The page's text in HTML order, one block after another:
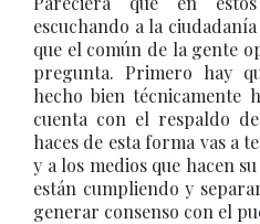
escuchando a la
que el común de la gente
pregunta. Primero hay
hecho bien técnicamente
cuenta con el respaldo
haces de esta forma vas a
y a los medios que hacen
están cumpliendo y
generar consenso con el